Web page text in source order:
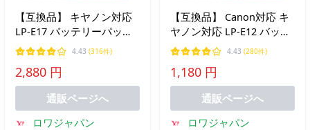
【互換品】 キヤノン対応
LP-E17 バッテリーパック
2個 + LC-E17 USB 充電器
セット ロワジャパン
4.43 (316件)
2,880 円
通販ページへ
ロワジャパン
【互換品】 Canon対応 キ
ヤノン対応 LP-E12 バッテ
リー 残量表示対応 EOS M
M100 M200 Kiss M X7 対
応 ロワジャパン
4.43 (280件)
1,180 円
通販ページへ
ロワジャパン